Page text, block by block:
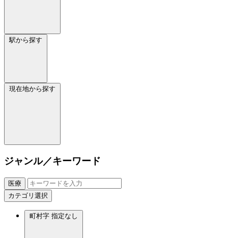
駅から探す
現在地から探す
ジャンル／キーワード
医療
カテゴリ選択
町村字 指定なし